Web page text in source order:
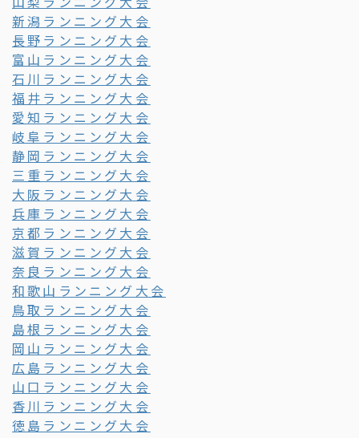
新潟ランニング大会
長野ランニング大会
富山ランニング大会
石川ランニング大会
福井ランニング大会
愛知ランニング大会
岐阜ランニング大会
静岡ランニング大会
三重ランニング大会
大阪ランニング大会
兵庫ランニング大会
京都ランニング大会
滋賀ランニング大会
奈良ランニング大会
和歌山ランニング大会
鳥取ランニング大会
島根ランニング大会
岡山ランニング大会
広島ランニング大会
山口ランニング大会
香川ランニング大会
徳島ランニング大会